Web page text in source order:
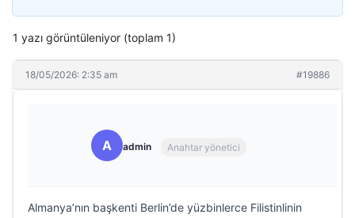
1 yazı görüntüleniyor (toplam 1)
18/05/2026: 2:35 am #19886
A admin Anahtar yönetici
Almanya’nın başkenti Berlin’de yüzbinlerce Filistinlinin